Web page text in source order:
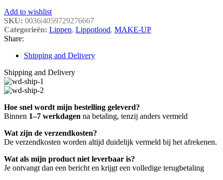
Add to wishlist
SKU: 0036|4059729276667
Categorieën: Lippen, Lippotlood, MAKE-UP
Share:
Shipping and Delivery
Shipping and Delivery
Hoe snel wordt mijn bestelling geleverd?
Binnen 1–7 werkdagen na betaling, tenzij anders vermeld
Wat zijn de verzendkosten?
De verzendkosten worden altijd duidelijk vermeld bij het afrekenen.
Wat als mijn product niet leverbaar is?
Je ontvangt dan een bericht en krijgt een volledige terugbetaling